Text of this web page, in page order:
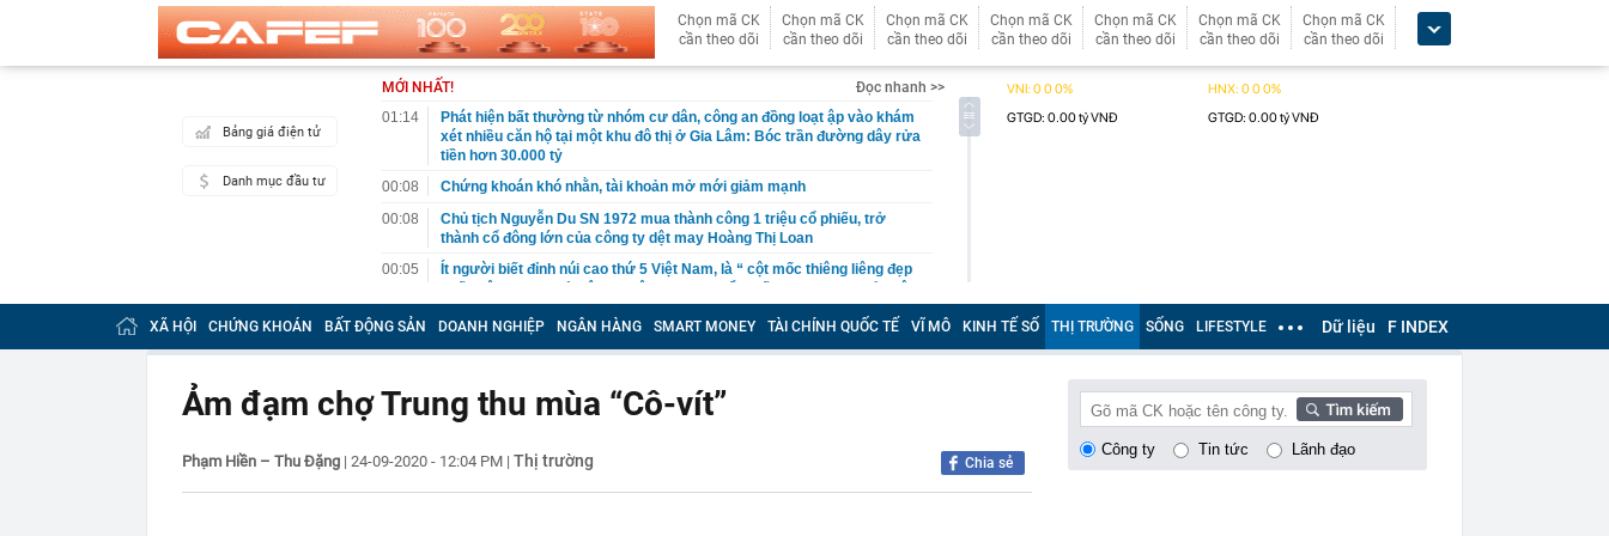
Chọn mã CK
cần theo dõi
Chọn mã CK
cần theo dõi
Chọn mã CK
cần theo dõi
Chọn mã CK
cần theo dõi
Chọn mã CK
cần theo dõi
Chọn mã CK
cần theo dõi
Chọn mã CK
cần theo dõi
Bảng giá điện tử
Danh mục đầu tư
MỚI NHẤT!
Đọc nhanh >>
01:14
Phát hiện bất thường từ nhóm cư dân, công an đồng loạt ập vào khám
xét nhiều căn hộ tại một khu đô thị ở Gia Lâm: Bóc trần đường dây rửa
tiền hơn 30.000 tỷ
00:08
Chứng khoán khó nhằn, tài khoản mở mới giảm mạnh
00:08
Chủ tịch Nguyễn Du SN 1972 mua thành công 1 triệu cổ phiếu, trở
thành cổ đông lớn của công ty dệt may Hoàng Thị Loan
00:05
Ít người biết đỉnh núi cao thứ 5 Việt Nam, là “ cột mốc thiêng liêng đẹp
trekking
Việt Nam có 1 hệ thống y khoa tư nhân sở hữu 14 bệnh viện, 2.900
giường bệnh, vừa được vinh danh "Hệ thống Y khoa tốt nhất Việt Nam
00:05
56 mã chứng khoán bị HoSE cắt margin trong tháng 8
năm 2026, lợi nhuận tăng hơn 120%
00:03
Chứng khoán Vietcap dự phóng VN-Index có thể chạm mốc 1.885 điểm
XÃ HỘI CHỨNG KHOÁN BẤT ĐỘNG SẢN DOANH NGHIỆP NGÂN HÀNG SMART MONEY TÀI CHÍNH QUỐC TẾ VĨ MÔ KINH TẾ SỐ THỊ TRƯỜNG SỐNG LIFESTYLE Dữ liệu F INDEX
Ảm đạm chợ Trung thu mùa “Cô-vít”
Phạm Hiền – Thu Đặng | 24-09-2020 - 12:04 PM | Thị trường Chia sẻ
Công ty Tin tức Lãnh đạo